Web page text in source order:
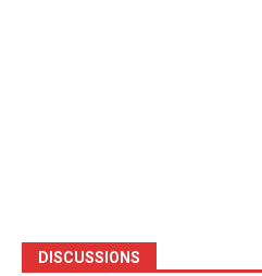
DISCUSSIONS